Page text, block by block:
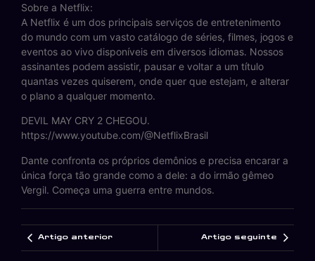
Sobre a Netflix:
A Netflix é um dos principais serviços de entretenimento
do mundo com um vasto catálogo de séries, filmes, jogos e
eventos ao vivo disponíveis em diversos idiomas. Nossos
assinantes podem assistir, pausar e voltar a um título
quantas vezes quiserem, onde quer que estejam, e alterar
o plano a qualquer momento.
DEVIL MAY CRY 2 CHEGOU.
https://www.youtube.com/@NetflixBrasil
Dante confronta os próprios demônios e precisa encarar a
única força tão grande como a dele: a do irmão gêmeo
Vergil. Começa uma guerra entre mundos.
Artigo anterior Artigo seguinte